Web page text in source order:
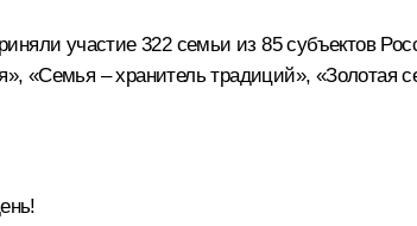
участие 322 семьи из 85 субъектов
«Семья – хранитель традиций», «Золотая